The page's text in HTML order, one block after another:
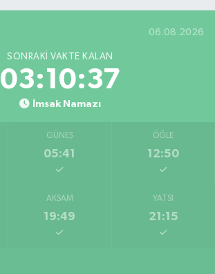
06.08.2026
SONRAKI VAKTE KALAN
03:10:36
İmsak Namazı
GÜNEŞ
05:41
ÖĞLE
12:50
AKŞAM
19:49
YATSI
21:15